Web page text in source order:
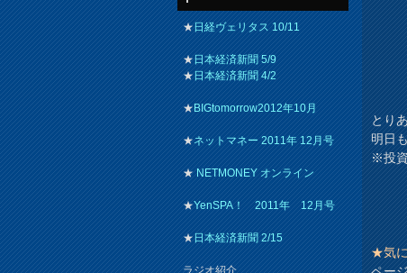
とり
明日
※投資
★気に
★日経ヴェリタス 10/11
★日本経済新聞 5/9
★日本経済新聞 4/2
★BIGtomorrow2012年10月
★ネットマネー 2011年 12月号
★NETMONEY オンライン
★YenSPA！ 2011年 12月号
★日本経済新聞 2/15